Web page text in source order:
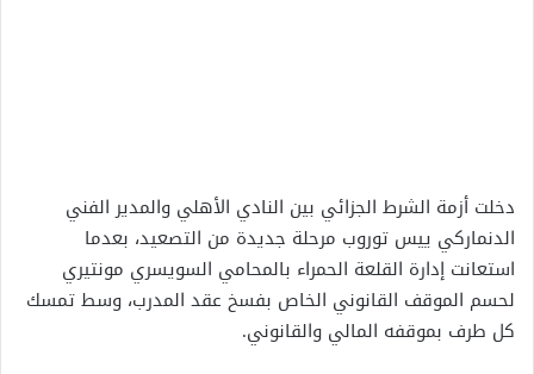
دخلت أزمة الشرط الجزائي بين النادي الأهلي والمدير الفني
الدنماركي ييس توروب مرحلة جديدة من التصعيد، بعدما
استعانت إدارة القلعة الحمراء بالمحامي السويسري مونتيري
لحسم الموقف القانوني الخاص بفسخ عقد المدرب، وسط تمسك
كل طرف بموقفه المالي والقانوني.